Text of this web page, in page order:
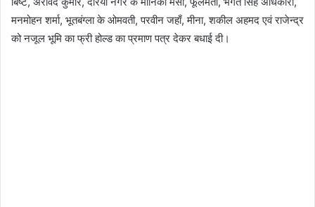
मनमोहन शर्मा, भूतबंग्ला के ओमवती, परवीन जहाँ, मीना, शकील अहमद एवं राजेन्द्र
को नजूल भूमि का फ्री होल्ड का प्रमाण पत्र देकर बधाई दी।